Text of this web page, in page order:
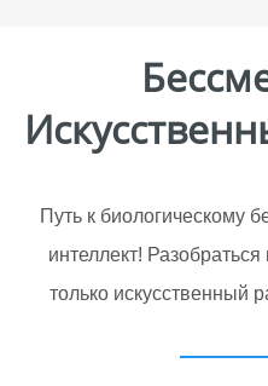
Путь к биологическому
интеллект!
только искусственный